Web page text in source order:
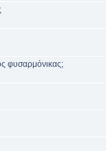
φυσαρμόνικας;